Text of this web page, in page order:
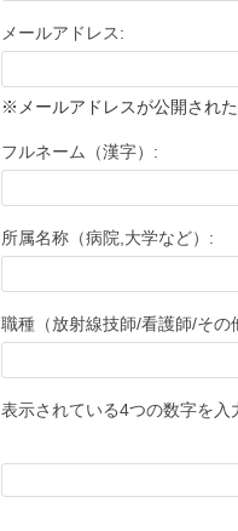
メールアドレス:
※メールアドレスが公開され
フルネーム（漢字）:
所属名称（病院,大学など）:
職種（放射線技師/看護師/その
表示されている4つの数字を入